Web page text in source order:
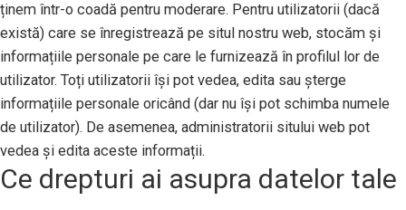
ținem într-o coadă pentru moderare. Pentru utilizatorii (dacă
există) care se înregistrează pe situl nostru web, stocăm și
informațiile personale pe care le furnizează în profilul lor de
utilizator. Toți utilizatorii își pot vedea, edita sau șterge
informațiile personale oricând (dar nu își pot schimba numele
de utilizator). De asemenea, administratorii sitului web pot
vedea și edita aceste informații.
Ce drepturi ai asupra datelor tale